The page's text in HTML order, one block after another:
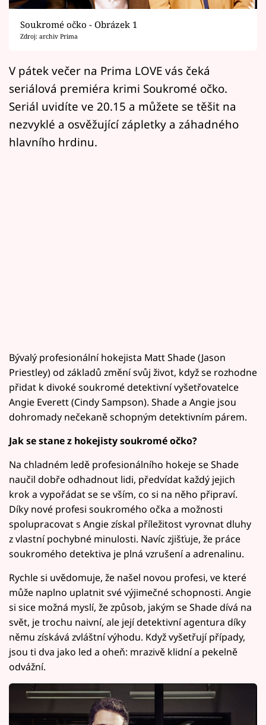
Filmový festival Karlovy Vary
Pořady
Mámy sobě
Přihlášení
Sledujte nás
Soukromé očko - Obrázek 1
Zdroj: archiv Prima
V pátek večer na Prima LOVE vás čeká
seriálová premiéra krimi Soukromé očko.
Seriál uvidíte ve 20.15 a můžete se těšit na
nezvyklé a osvěžující zápletky a záhadného
hlavního hrdinu.
Bývalý profesionální hokejista Matt Shade (Jason
Priestley) od základů změní svůj život, když se rozhodne
přidat k divoké soukromé detektivní vyšetřovatelce
Angie Everett (Cindy Sampson). Shade a Angie jsou
dohromady nečekaně schopným detektivním párem.
Jak se stane z hokejisty soukromé očko?
Na chladném ledě profesionálního hokeje se Shade
naučil dobře odhadnout lidi, předvídat každý jejich
krok a vypořádat se se vším, co si na něho připraví.
Díky nové profesi soukromého očka a možnosti
spolupracovat s Angie získal příležitost vyrovnat dluhy
z vlastní pochybné minulosti. Navíc zjišťuje, že práce
soukromého detektiva je plná vzrušení a adrenalinu.
Rychle si uvědomuje, že našel novou profesi, ve které
může naplno uplatnit své výjimečné schopnosti. Angie
si sice možná myslí, že způsob, jakým se Shade dívá na
svět, je trochu naivní, ale její detektivní agentura díky
němu získává zvláštní výhodu. Když vyšetřují případy,
jsou ti dva jako led a oheň: mrazivě klidní a pekelně
odvážní.